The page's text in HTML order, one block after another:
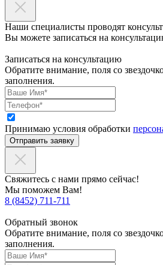
Наши специалисты проводят
Вы можете записаться на
Записаться на консультацию
Обратите внимание, поля со
заполнения.
Принимаю условия обработки
Отправить заявку
Свяжитесь с нами прямо сейчас!
Мы поможем Вам!
8 (8452) 711-711
Обратный звонок
Обратите внимание, поля со
заполнения.